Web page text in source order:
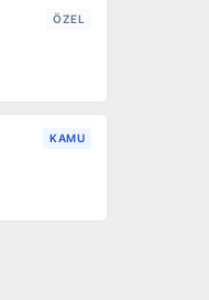
ÖZEL
KAMU